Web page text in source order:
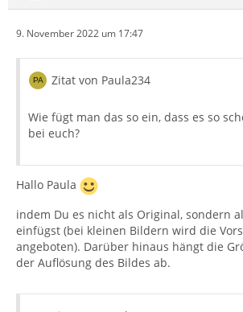
9. November 2022 um 17:47
Zitat von Paula234
Wie fügt man das so ein, dass es so
bei euch?
Hallo Paula
indem Du es nicht als Original, sondern
einfügst (bei kleinen Bildern wird die
angeboten). Darüber hinaus hängt die
der Auflösung des Bildes ab.